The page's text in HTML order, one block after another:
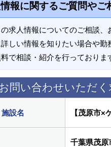
報に関するご質問やご
求人情報についてのご相談、
詳しい情報を知りたい場合や
で相談・紹介を行っておりま
お問い合わせいただく
設名 【茂原市
千葉県茂原